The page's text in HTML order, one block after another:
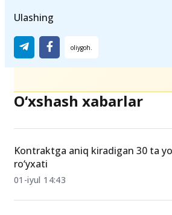
Ulashing
O‘xshash xabarlar
Kontraktga aniq kiradigan 30 ta
ro‘yxati
01-iyul 14:43